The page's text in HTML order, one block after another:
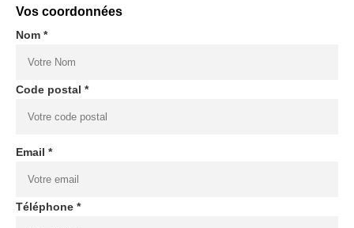
Vos coordonnées
Nom *
Code postal *
Email *
Téléphone *